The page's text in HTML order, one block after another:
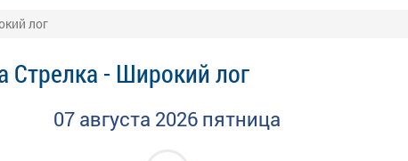
лог
Стрелка - Широкий лог
07 августа 2026 пятница